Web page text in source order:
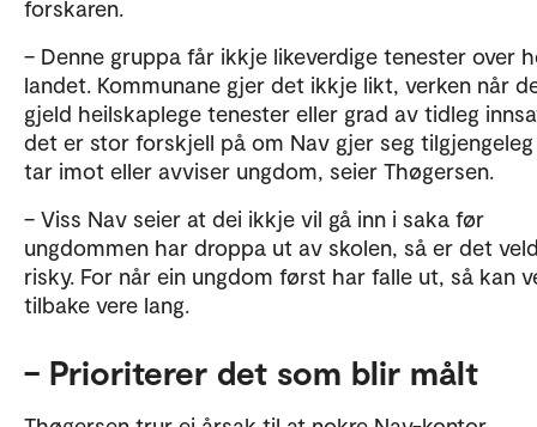
forskaren.
– Denne gruppa får ikkje likeverdige tenester over
landet. Kommunane gjer det ikkje likt, verken når
gjeld heilskaplege tenester eller grad av tidleg
det er stor forskjell på om Nav gjer seg
tar imot eller avviser ungdom, seier Thøgersen.
– Viss Nav seier at dei ikkje vil gå inn i saka før
ungdommen har droppa ut av skolen, så er det
risky. For når ein ungdom først har falle ut, så kan
tilbake vere lang.
– Prioriterer det som blir målt